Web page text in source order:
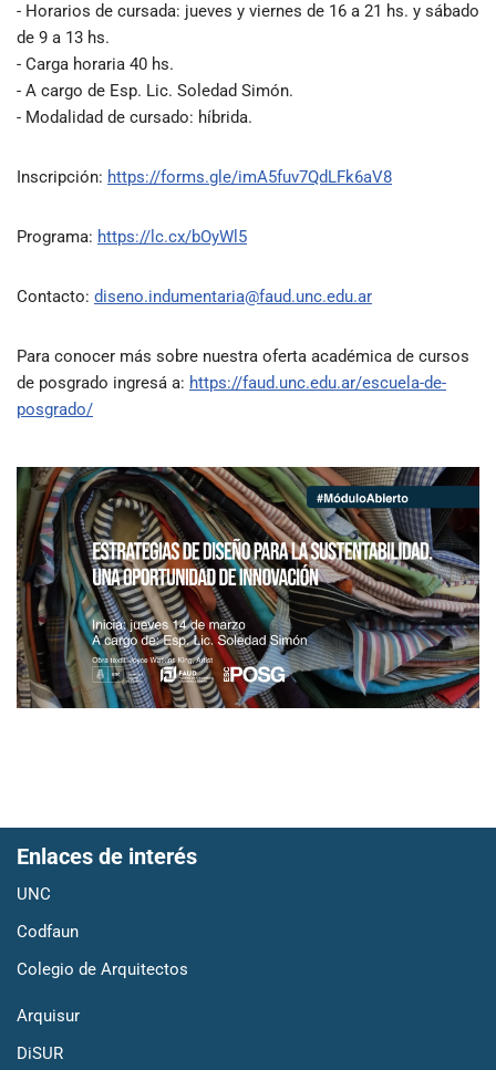
- Horarios de cursada: jueves y viernes de 16 a 21 hs. y sábado
de 9 a 13 hs.
- Carga horaria 40 hs.
- A cargo de Esp. Lic. Soledad Simón.
- Modalidad de cursado: híbrida.
Inscripción: https://forms.gle/imA5fuv7QdLFk6aV8
Programa: https://lc.cx/bOyWl5
Contacto: diseno.indumentaria@faud.unc.edu.ar
Para conocer más sobre nuestra oferta académica de cursos
de posgrado ingresá a: https://faud.unc.edu.ar/escuela-de-
posgrado/
Enlaces de interés
UNC
Codfaun
Colegio de Arquitectos
Arquisur
DiSUR